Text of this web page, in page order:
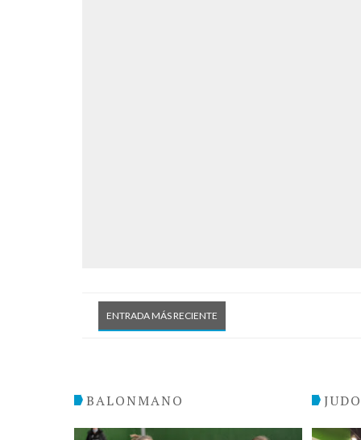
ENTRADA MÁS RECIENTE
BALONMANO JUDO